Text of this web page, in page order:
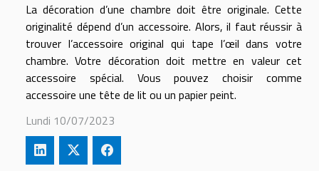
La décoration d’une chambre doit être originale. Cette
originalité dépend d’un accessoire. Alors, il faut réussir à
trouver l’accessoire original qui tape l’œil dans votre
chambre. Votre décoration doit mettre en valeur cet
accessoire spécial. Vous pouvez choisir comme
accessoire une tête de lit ou un papier peint.
Lundi 10/07/2023